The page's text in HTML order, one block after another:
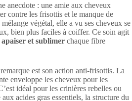
anecdote : une amie aux cheveux
contre les frisottis et le manque de
végétal, elle a vu ses cheveux se
bien plus faciles à coiffer. Ce soin agit
et sublimer chaque fibre
est son action anti-frisottis. La
enveloppe les cheveux pour les
idéal pour les crinières rebelles ou
acides gras essentiels, la structure du